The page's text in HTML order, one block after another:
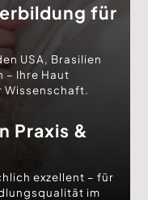
für
USA, Brasilien
– Ihre Haut
Praxis &
exzellent – für
im